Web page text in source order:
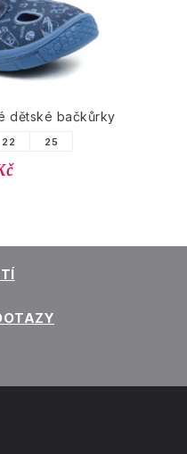
dětské bačkůrky
22 25